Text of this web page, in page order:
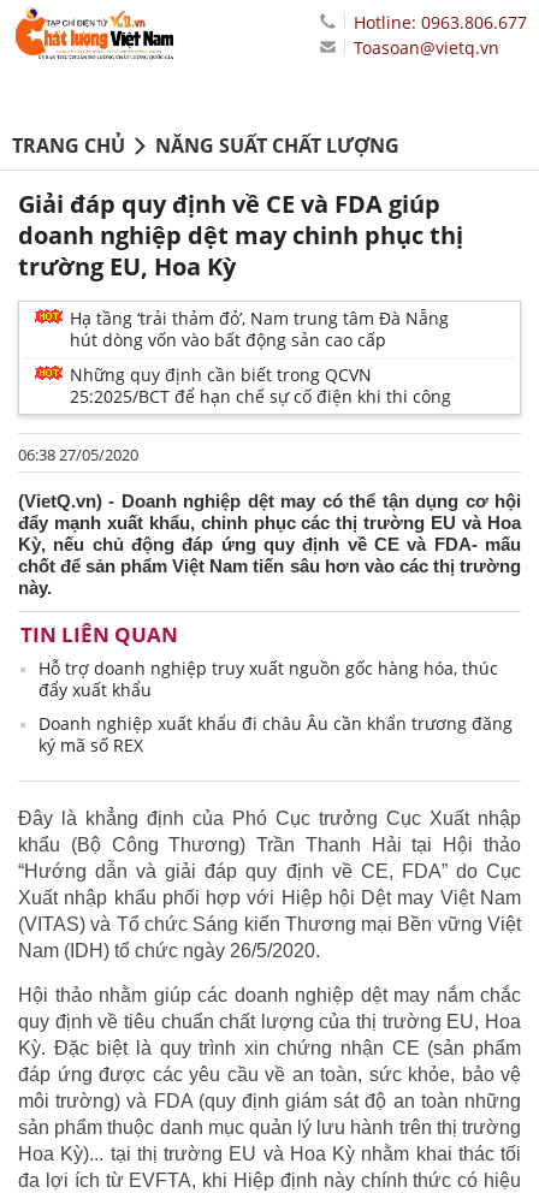
Hotline: 0963.806.677
Toasoan@vietq.vn
TRANG CHỦ NĂNG SUẤT CHẤT LƯỢNG
Giải đáp quy định về CE và FDA giúp
doanh nghiệp dệt may chinh phục thị
trường EU, Hoa Kỳ
Hạ tầng ‘trải thảm đỏ’, Nam trung tâm Đà Nẵng
hút dòng vốn vào bất động sản cao cấp
Những quy định cần biết trong QCVN
25:2025/BCT để hạn chế sự cố điện khi thi công
06:38 27/05/2020
(VietQ.vn) - Doanh nghiệp dệt may có thể tận dụng cơ hội
đẩy mạnh xuất khẩu, chinh phục các thị trường EU và Hoa
Kỳ, nếu chủ động đáp ứng quy định về CE và FDA- mấu
chốt để sản phẩm Việt Nam tiến sâu hơn vào các thị trường
này.
TIN LIÊN QUAN
Hỗ trợ doanh nghiệp truy xuất nguồn gốc hàng hóa, thúc
đẩy xuất khẩu
Doanh nghiệp xuất khẩu đi châu Âu cần khẩn trương đăng
ký mã số REX
Đây là khẳng định của Phó Cục trưởng Cục Xuất nhập
khẩu (Bộ Công Thương) Trần Thanh Hải tại Hội thảo
“Hướng dẫn và giải đáp quy định về CE, FDA” do Cục
Xuất nhập khẩu phối hợp với Hiệp hội Dệt may Việt Nam
(VITAS) và Tổ chức Sáng kiến Thương mại Bền vững Việt
Nam (IDH) tổ chức ngày 26/5/2020.
Hội thảo nhằm giúp các doanh nghiệp dệt may nắm chắc
quy định về tiêu chuẩn chất lượng của thị trường EU, Hoa
Kỳ. Đặc biệt là quy trình xin chứng nhận CE (sản phẩm
đáp ứng được các yêu cầu về an toàn, sức khỏe, bảo vệ
môi trường) và FDA (quy định giám sát độ an toàn những
sản phẩm thuộc danh mục quản lý lưu hành trên thị trường
Hoa Kỳ)... tại thị trường EU và Hoa Kỳ nhằm khai thác tối
đa lợi ích từ EVFTA, khi Hiệp định này chính thức có hiệu